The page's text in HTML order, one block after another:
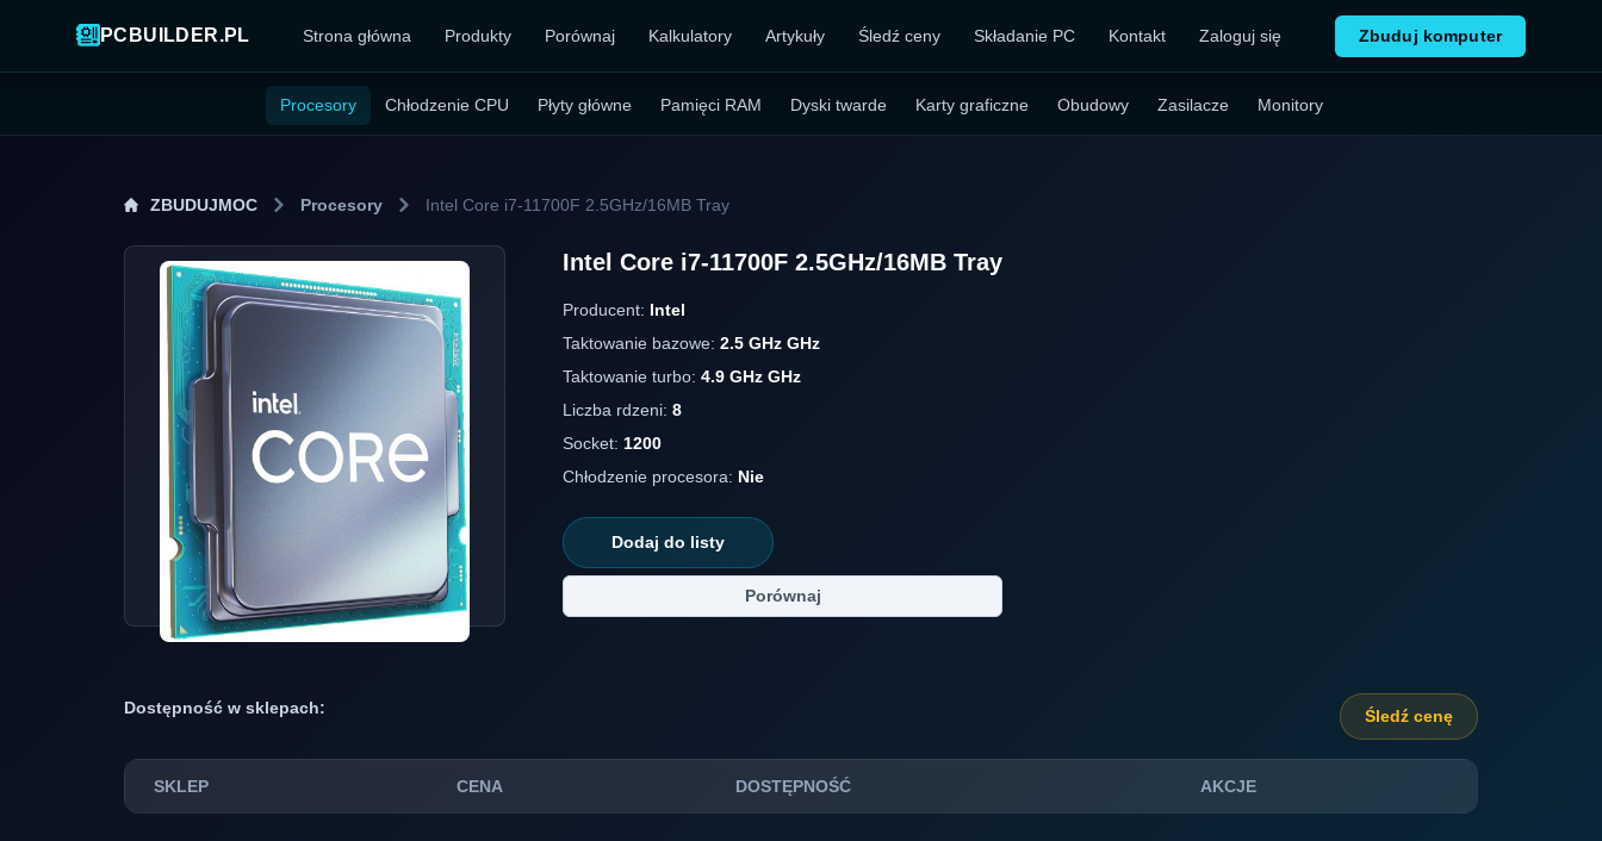
PCBUILDER.PL Strona główna Produkty Porównaj Kalkulatory Artykuły Śledź ceny Składanie PC Kontakt Zaloguj się Zbuduj komputer
Procesory Chłodzenie CPU Płyty główne Pamięci RAM Dyski twarde Karty graficzne Obudowy Zasilacze Monitory
ZBUDUJMOC Procesory Intel Core i7-11700F 2.5GHz/16MB Tray
Intel Core i7-11700F 2.5GHz/16MB Tray
Producent: Intel
Taktowanie bazowe: 2.5 GHz GHz
Taktowanie turbo: 4.9 GHz GHz
Liczba rdzeni: 8
Socket: 1200
Chłodzenie procesora: Nie
Dodaj do listy
Porównaj
Dostępność w sklepach: Śledź cenę
SKLEP CENA DOSTĘPNOŚĆ AKCJE